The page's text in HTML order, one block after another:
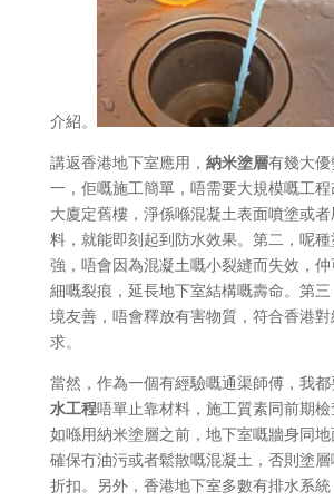
介紹。
講返香港地下室應用， 納米塗層有幾大
一，佢嘅施工簡單，唔需要大規模嘅工
大廈定舊樓，淨係喺混凝土表面噴塗或
料，就能即刻起到防水效果。第二，呢種
強，唔會因為混凝土嘅小裂縫而失效，
細嘅裂痕，延長地下室結構嘅壽命。第
境友善，唔會釋放有害物質，符合香港
求。
當然，作為一個有經驗嘅通渠師傅，我都
水工程唔單止靠材料，施工質素同前期檢
如喺用納米塗層之前，地下室嘅牆身同地
確保冇油污或者鬆散嘅混凝土，否則塗
折扣。另外，香港地下室多數有排水系